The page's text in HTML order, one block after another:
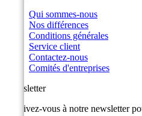
Qui sommes-nous
Nos différences
Conditions générales
Service client
Contactez-nous
Comités d'entreprises
Newsletter
Inscrivez-vous à notre newsletter